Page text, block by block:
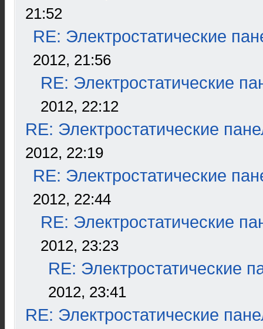
21:52
RE: Электростатические
2012, 21:56
RE: Электростатические
2012, 22:12
RE: Электростатические
2012, 22:19
RE: Электростатические
2012, 22:44
RE: Электростатические
2012, 23:23
RE: Электростатические
2012, 23:41
RE: Электростатические